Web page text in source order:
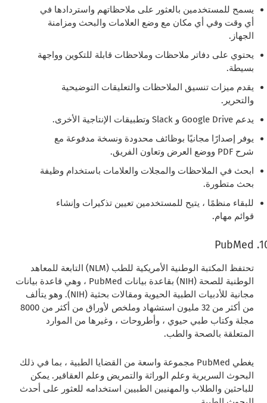
يسمح للمستخدمين بالعثور على ملاحظاتهم واستردادها في
أي وقت وفي أي مكان مع وضع العلامات والبحث ومزامنة
الجهاز.
يحتوي على دفاتر ملاحظات وملاحظات قابلة للتكوين وواجهة
بسيطة.
يقدم ميزات تنسيق الملاحظات والتعليقات التوضيحية
والتحرير.
يدعم Google Drive و Slack وتطبيقات الإنتاجية الأخرى.
يوفر إصدارًا مجانيًا بوظائف محدودة ونسخة مدفوعة مع
شرح PDF ووضع العرض وتعاون الفريق.
ابحث في الملاحظات والمجلات والعلامات باستخدام وظيفة
بحث متطورة.
للبقاء منظمًا ، يتيح للمستخدمين تعيين تذكيرات وإنشاء
قوائم مهام.
PubMed
تحتفظ المكتبة الوطنية الأمريكية للطب (NLM) التابعة للمعاهد
الوطنية للصحة (NIH) بقاعدة بيانات PubMed ، وهي قاعدة بيانات
مجانية للأدبيات الطبية الحيوية ومقالات بحثية (NIH). وهو يتألف
من أكثر من 32 مليون استشهاد وملخص لأوراق من أكثر من 8000
مجلة وكتاب طبي حيوي ، وأطروحات ، وغيرها من الموارد
المتعلقة بالصحة والطب.
يغطي PubMed مجموعة واسعة من القضايا الطبية ، بما في ذلك
البحوث السريرية وعلم الوراثة والتمريض وعلم العقاقير. يمكن
للباحثين والطلاب والمهنيين الطبيين استخدامه للعثور على أحدث